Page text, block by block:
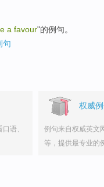
a favour"的例句。
句
语、
权威
例句来自权威英文
等，提供最专业的